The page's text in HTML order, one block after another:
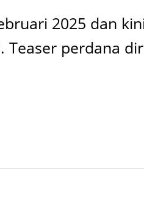
2025 dan
perdana